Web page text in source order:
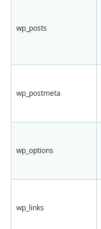
wp_posts
wp_postmeta
wp_options
wp_links